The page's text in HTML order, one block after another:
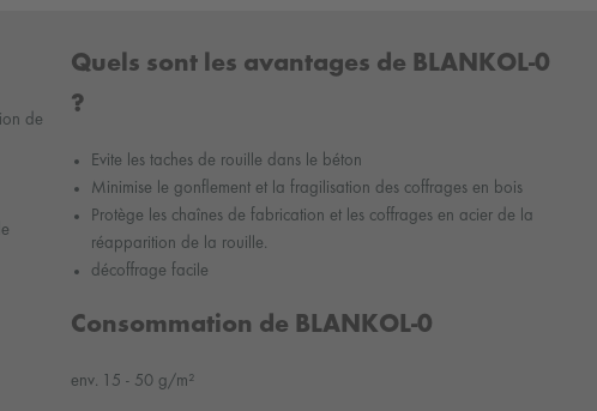
de
Quels sont les avantages de BLANKOL-0
?
Evite les taches de rouille dans le béton
Minimise le gonflement et la fragilisation des coffrages en bois
Protège les chaînes de fabrication et les coffrages en acier de la
réapparition de la rouille.
décoffrage facile
Consommation de BLANKOL-0
env. 15 - 50 g/m²